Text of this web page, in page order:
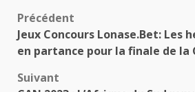
Navigation
d’article
Précédent
Jeux Concours Lonase.Bet: Les
en partance pour la finale de la
Suivant